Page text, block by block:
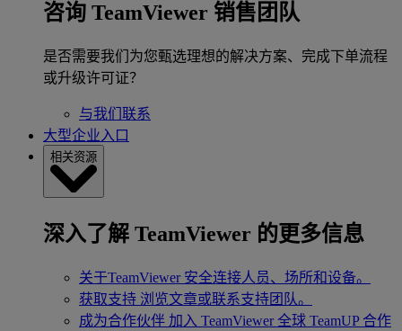
咨询 TeamViewer 销售团队
是否需要我们为您甄选理想的解决方案、完成下单流程
或升级许可证？
与我们联系
大型企业入口
相关资源
深入了解 TeamViewer 的更多信息
关于TeamViewer 安全连接人员、场所和设备。
获取支持 浏览文章或联系支持团队。
成为合作伙伴 加入 TeamViewer 全球 TeamUP 合作